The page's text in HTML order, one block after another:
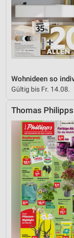
Gültig bis Fr. 14.08.
Thomas Philipps